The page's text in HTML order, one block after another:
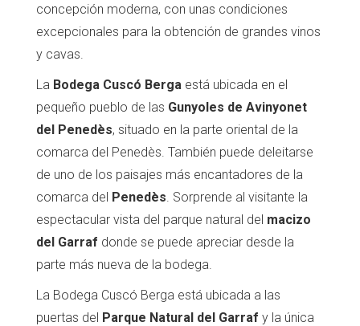
concepción moderna, con unas condiciones
excepcionales para la obtención de grandes vinos
y cavas.
La Bodega Cuscó Berga está ubicada en el
pequeño pueblo de las Gunyoles de Avinyonet
del Penedès, situado en la parte oriental de la
comarca del Penedès. También puede deleitarse
de uno de los paisajes más encantadores de la
comarca del Penedès . Sorprende al visitante la
espectacular vista del parque natural del macizo
del Garraf donde se puede apreciar desde la
parte más nueva de la bodega.
La Bodega Cuscó Berga está ubicada a las
puertas del Parque Natural del Garraf y la única